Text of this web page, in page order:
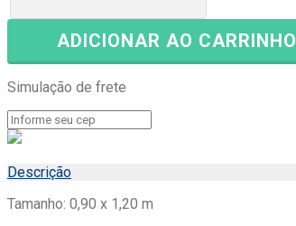
ADICIONAR AO CARRINHO
Simulação de frete
Descrição
Tamanho: 0,90 x 1,20 m